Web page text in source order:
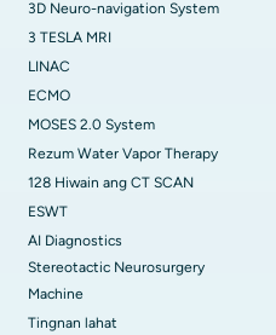
3D Neuro-navigation System
3 TESLA MRI
LINAC
ECMO
MOSES 2.0 System
Rezum Water Vapor Therapy
128 Hiwain ang CT SCAN
ESWT
AI Diagnostics
Stereotactic Neurosurgery
Machine
Tingnan lahat